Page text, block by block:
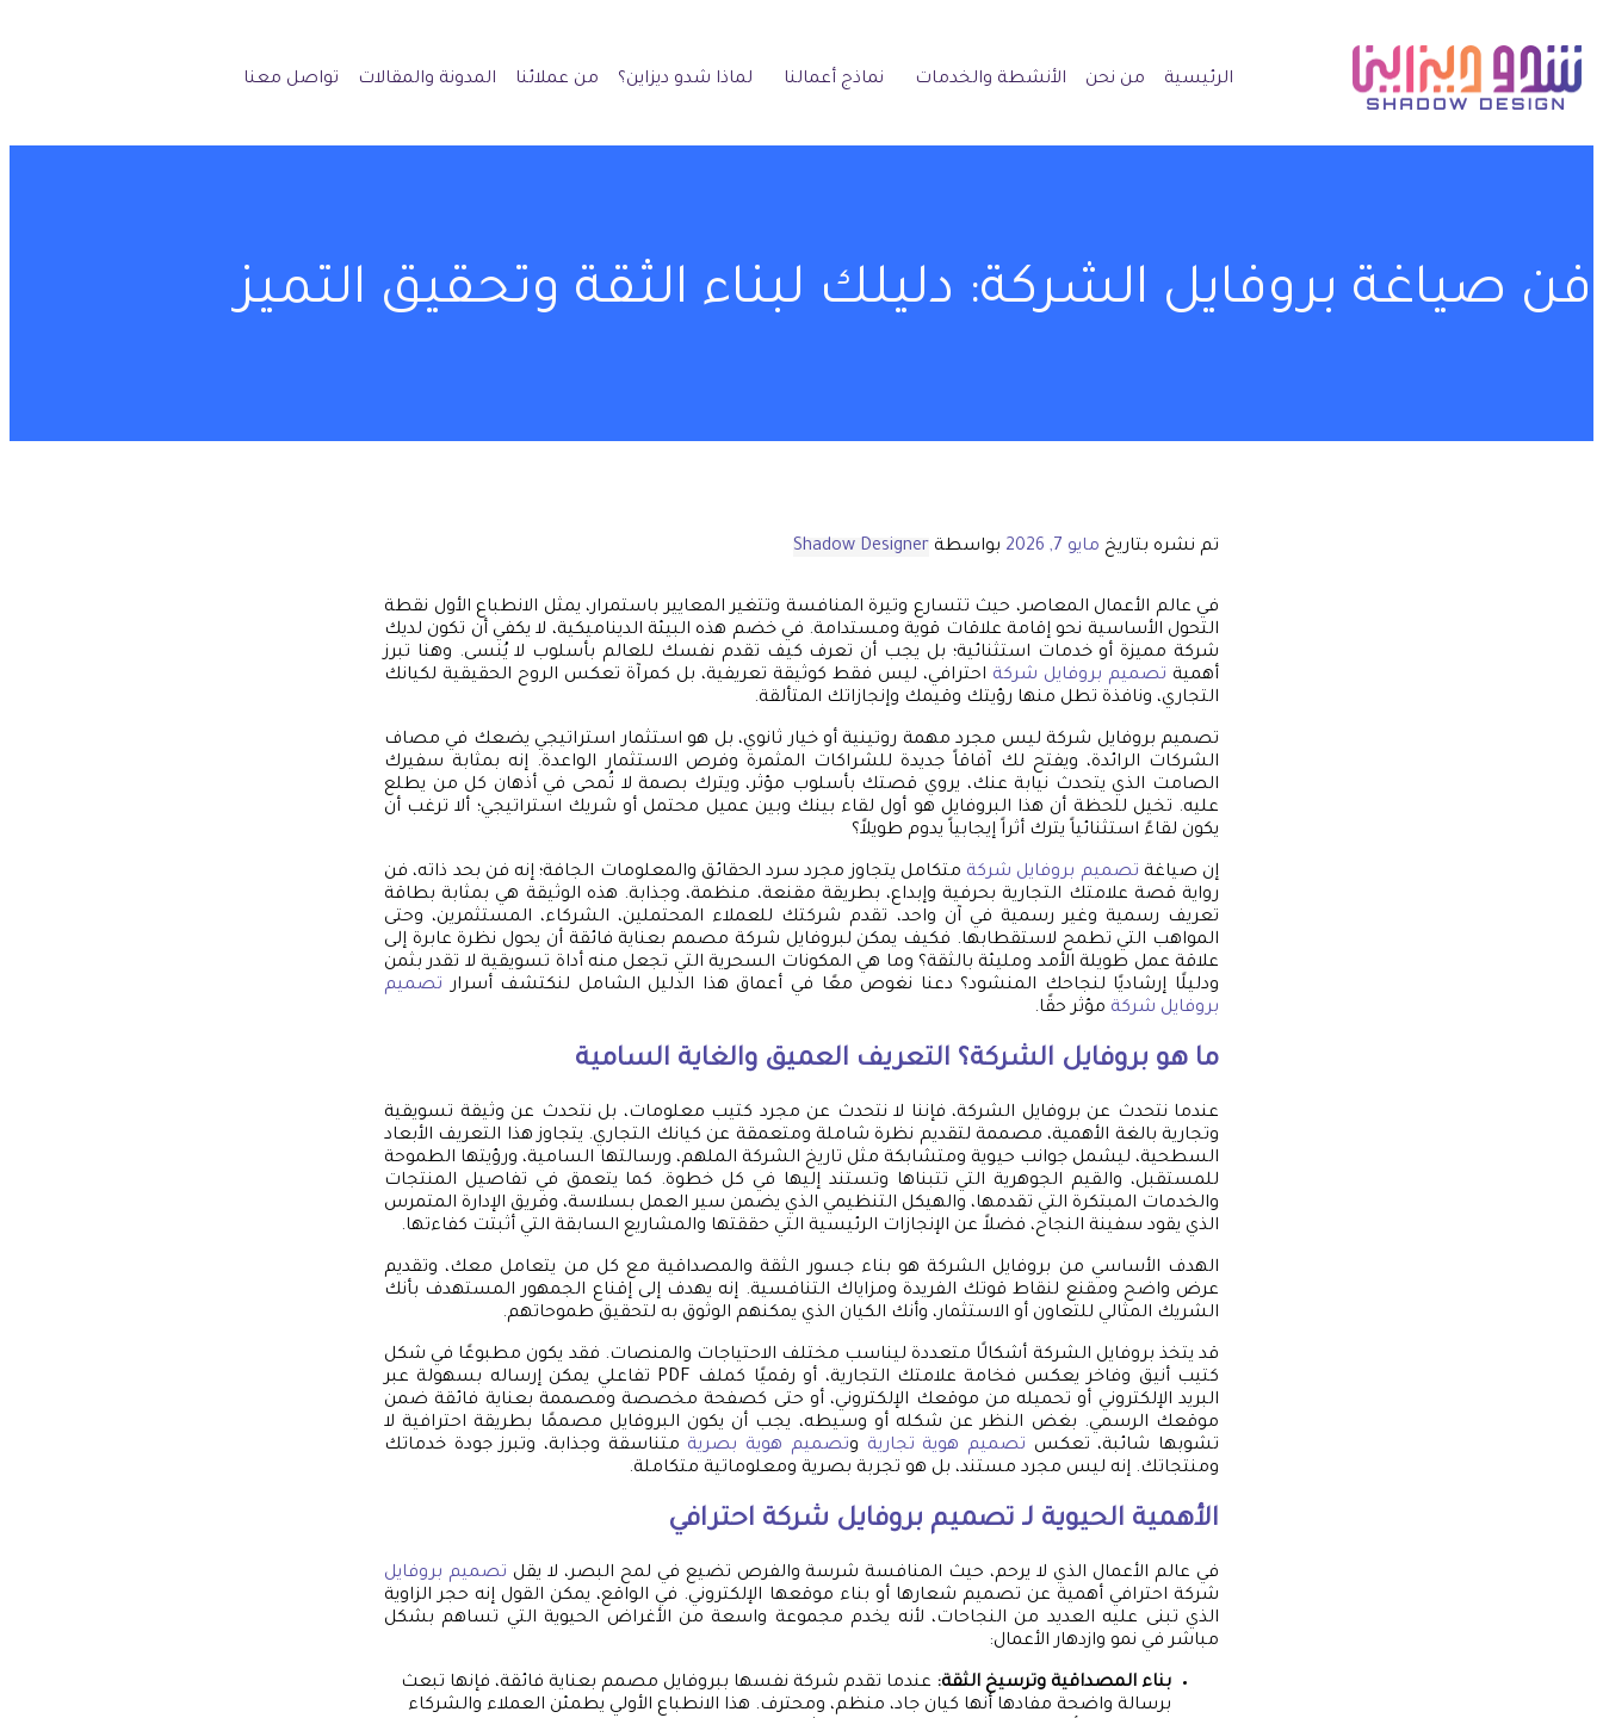
الرئيسية من نحن الأنشطة والخدمات نماذج أعمالنا لماذا شدو ديزاين؟ من عملائنا المدونة والمقالات تواصل معنا
فن صياغة بروفايل الشركة: دليلك لبناء الثقة وتحقيق التميز
تم نشره بتاريخ مايو 7, 2026 بواسطة Shadow Designer
في عالم الأعمال المعاصر، حيث تتسارع وتيرة المنافسة وتتغير المعايير باستمرار، يمثل الانطباع الأول نقطة
التحول الأساسية نحو إقامة علاقات قوية ومستدامة. في خضم هذه البيئة الديناميكية، لا يكفي أن تكون لديك
شركة مميزة أو خدمات استثنائية؛ بل يجب أن تعرف كيف تقدم نفسك للعالم بأسلوب لا يُنسى. وهنا تبرز
أهمية تصميم بروفايل شركة احترافي، ليس فقط كوثيقة تعريفية، بل كمرآة تعكس الروح الحقيقية لكيانك
التجاري، ونافذة تطل منها رؤيتك وقيمك وإنجازاتك المتألقة.
تصميم بروفايل شركة ليس مجرد مهمة روتينية أو خيار ثانوي، بل هو استثمار استراتيجي يضعك في مصاف
الشركات الرائدة، ويفتح لك آفاقاً جديدة للشراكات المثمرة وفرص الاستثمار الواعدة. إنه بمثابة سفيرك
الصامت الذي يتحدث نيابة عنك، يروي قصتك بأسلوب مؤثر، ويترك بصمة لا تُمحى في أذهان كل من يطلع
عليه. تخيل للحظة أن هذا البروفايل هو أول لقاء بينك وبين عميل محتمل أو شريك استراتيجي؛ ألا ترغب أن
يكون لقاءً استثنائياً يترك أثراً إيجابياً يدوم طويلاً؟
إن صياغة تصميم بروفايل شركة متكامل يتجاوز مجرد سرد الحقائق والمعلومات الجافة؛ إنه فن بحد ذاته، فن
رواية قصة علامتك التجارية بحرفية وإبداع، بطريقة مقنعة، منظمة، وجذابة. هذه الوثيقة هي بمثابة بطاقة
تعريف رسمية وغير رسمية في آن واحد، تقدم شركتك للعملاء المحتملين، الشركاء، المستثمرين، وحتى
المواهب التي تطمح لاستقطابها. فكيف يمكن لبروفايل شركة مصمم بعناية فائقة أن يحول نظرة عابرة إلى
علاقة عمل طويلة الأمد ومليئة بالثقة؟ وما هي المكونات السحرية التي تجعل منه أداة تسويقية لا تقدر بثمن
ودليلًا إرشاديًا لنجاحك المنشود؟ دعنا نغوص معًا في أعماق هذا الدليل الشامل لنكتشف أسرار تصميم
بروفايل شركة مؤثر حقًا.
ما هو بروفايل الشركة؟ التعريف العميق والغاية السامية
عندما نتحدث عن بروفايل الشركة، فإننا لا نتحدث عن مجرد كتيب معلومات، بل نتحدث عن وثيقة تسويقية
وتجارية بالغة الأهمية، مصممة لتقديم نظرة شاملة ومتعمقة عن كيانك التجاري. يتجاوز هذا التعريف الأبعاد
السطحية، ليشمل جوانب حيوية ومتشابكة مثل تاريخ الشركة الملهم، ورسالتها السامية، ورؤيتها الطموحة
للمستقبل، والقيم الجوهرية التي تتبناها وتستند إليها في كل خطوة. كما يتعمق في تفاصيل المنتجات
والخدمات المبتكرة التي تقدمها، والهيكل التنظيمي الذي يضمن سير العمل بسلاسة، وفريق الإدارة المتمرس
الذي يقود سفينة النجاح، فضلاً عن الإنجازات الرئيسية التي حققتها والمشاريع السابقة التي أثبتت كفاءتها.
الهدف الأساسي من بروفايل الشركة هو بناء جسور الثقة والمصداقية مع كل من يتعامل معك، وتقديم
عرض واضح ومقنع لنقاط قوتك الفريدة ومزاياك التنافسية. إنه يهدف إلى إقناع الجمهور المستهدف بأنك
الشريك المثالي للتعاون أو الاستثمار، وأنك الكيان الذي يمكنهم الوثوق به لتحقيق طموحاتهم.
قد يتخذ بروفايل الشركة أشكالًا متعددة ليناسب مختلف الاحتياجات والمنصات. فقد يكون مطبوعًا في شكل
كتيب أنيق وفاخر يعكس فخامة علامتك التجارية، أو رقميًا كملف PDF تفاعلي يمكن إرساله بسهولة عبر
البريد الإلكتروني أو تحميله من موقعك الإلكتروني، أو حتى كصفحة مخصصة ومصممة بعناية فائقة ضمن
موقعك الرسمي. بغض النظر عن شكله أو وسيطه، يجب أن يكون البروفايل مصممًا بطريقة احترافية لا
تشوبها شائبة، تعكس تصميم هوية تجارية وتصميم هوية بصرية متناسقة وجذابة، وتبرز جودة خدماتك
ومنتجاتك. إنه ليس مجرد مستند، بل هو تجربة بصرية ومعلوماتية متكاملة.
الأهمية الحيوية لـ تصميم بروفايل شركة احترافي
في عالم الأعمال الذي لا يرحم، حيث المنافسة شرسة والفرص تضيع في لمح البصر، لا يقل تصميم بروفايل
شركة احترافي أهمية عن تصميم شعارها أو بناء موقعها الإلكتروني. في الواقع، يمكن القول إنه حجر الزاوية
الذي تبنى عليه العديد من النجاحات، لأنه يخدم مجموعة واسعة من الأغراض الحيوية التي تساهم بشكل
مباشر في نمو وازدهار الأعمال:
بناء المصداقية وترسيخ الثقة: عندما تقدم شركة نفسها ببروفايل مصمم بعناية فائقة، فإنها تبعث
برسالة واضحة مفادها أنها كيان جاد، منظم، ومحترف. هذا الانطباع الأولي يطمئن العملاء والشركاء